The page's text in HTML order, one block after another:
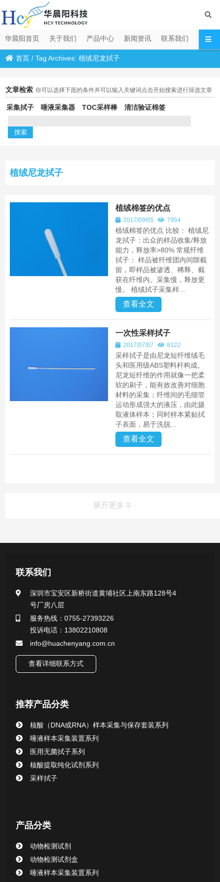
华晨阳首页 关于我们 产品中心 新闻资讯 联系我们
首页 /Tag Archives: 植绒尼龙拭子
文章检索 你可以选择下面的条件并可以输入关键词点击开始搜索进行筛选文章
采集拭子 唾液采集器 TOC采样棒 清洁验证棉签
植绒尼龙拭子
植绒棉签的优点
2017/09/05 7954
植绒棉签的优点 比较： 植绒尼
龙拭子：出众的样品收集/释放
能力，释放率>80% 常规纤维
拭子： 样品被纤维团内间隙截
留，即样品被渗透、稀释、截
获在纤维内。采集慢，释放更
慢。 植绒拭子采集样...
查看全文
一次性采样拭子
2017/07/07 8122
采样拭子是由尼龙短纤维绒毛
头和医用级ABS塑料杆构成。
尼龙短纤维的作用就像一把柔
软的刷子，能有效改善对细胞
材料的采集；纤维间的毛细管
运动形成强大的液压，由此摄
取液体样本；同时样本紧贴拭
子表面，易于洗脱...
查看全文
展开更多
产品中心
医用无菌采样拭子系列
一次性使用采样器系列
微生物样本保存液（通用运输传媒介质）系列
核酸（DNA&RNA）样本采集与保存套装系列
唾液样本采集装置系列
清洁验证棉签系列
动物检测试剂
联系我们
深圳市宝安区新桥街道黄埔社区上南东路128号4
号厂房八层
服务热线：0755-27393226
投诉电话：13802210808
info@huachenyang.com.cn
查看详细联系方式
推荐产品分类
核酸（DNA或RNA）样本采集与保存套装系列
唾液样本采集装置系列
医用无菌拭子系列
核酸提取纯化试剂系列
采样拭子
产品分类
动物检测试剂
动物检测试剂盒
唾液样本采集装置系列